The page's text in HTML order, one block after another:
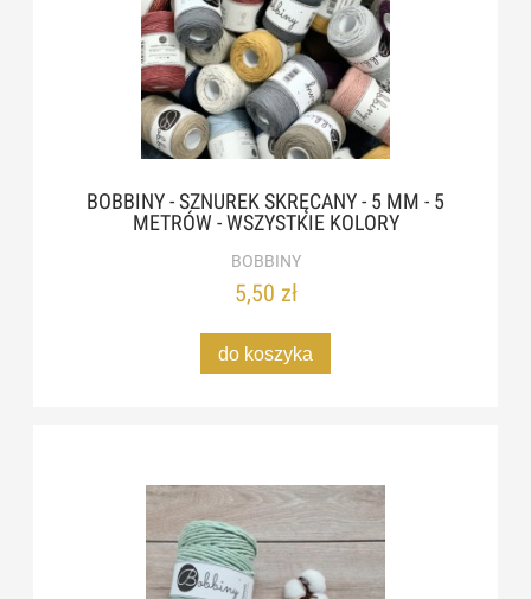
BOBBINY - SZNUREK SKRĘCANY - 5 MM - 5
METRÓW - WSZYSTKIE KOLORY
BOBBINY
5,50 zł
do koszyka